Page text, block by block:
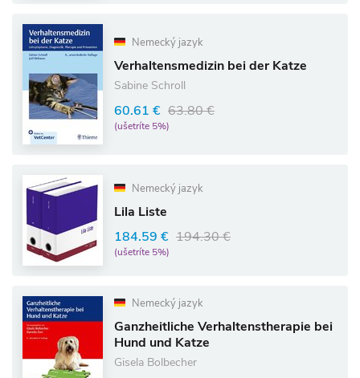
Nemecký jazyk
Verhaltensmedizin bei der Katze
Sabine Schroll
60.61 € 63.80 €
(ušetríte 5%)
Nemecký jazyk
Lila Liste
184.59 € 194.30 €
(ušetríte 5%)
Nemecký jazyk
Ganzheitliche Verhaltenstherapie bei
Hund und Katze
Gisela Bolbecher